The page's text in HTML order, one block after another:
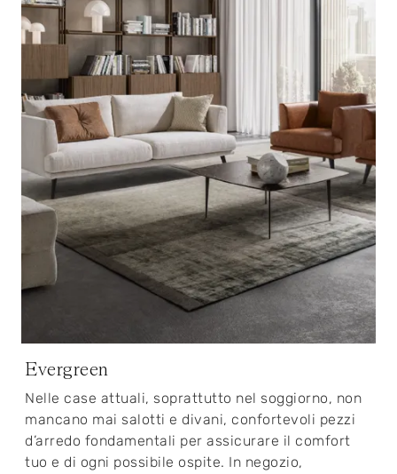
Evergreen
Nelle case attuali, soprattutto nel soggiorno, non
mancano mai salotti e divani, confortevoli pezzi
d’arredo fondamentali per assicurare il comfort
tuo e di ogni possibile ospite. In negozio,